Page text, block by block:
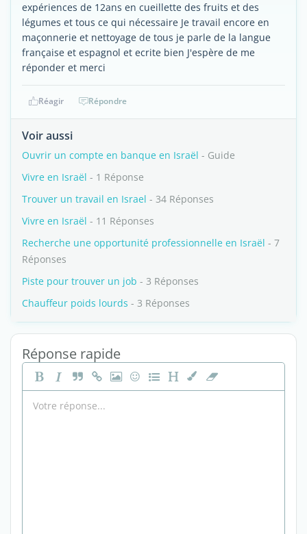
expériences de 12ans en cueillette des fruits et des
légumes et tous ce qui nécessaire Je travail encore en
maçonnerie et nettoyage de tous je parle de la langue
française et espagnol et ecrite bien J'espère de me
réponder et merci
Réagir Répondre
Voir aussi
Ouvrir un compte en banque en Israël - Guide
Vivre en Israël - 1 Réponse
Trouver un travail en Israel - 34 Réponses
Vivre en Israël - 11 Réponses
Recherche une opportunité professionnelle en Israël - 7
Réponses
Piste pour trouver un job - 3 Réponses
Chauffeur poids lourds - 3 Réponses
Réponse rapide